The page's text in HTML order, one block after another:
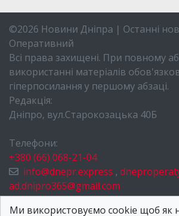
©2026 Новини Дніпра | Останні
Оперативний
Всі права захищені. При повному
використанні матеріалів
гіперпосилання у першому абзаці.
Редакція:
Дніпро, вул.Старокозацька 40Б
Телефони:
+380 (66) 068-21-04
info@dnepr.express ,
ad.dnipro365@gmail.com
НОВИНИ ДНІПРА
Ми використовуємо cookie щоб як